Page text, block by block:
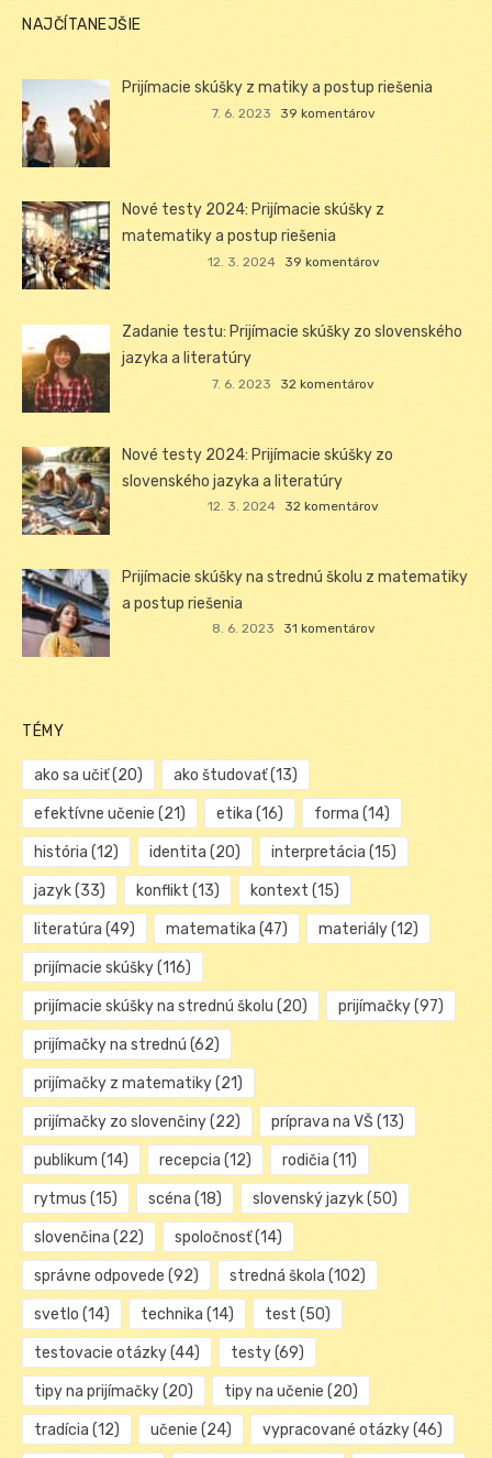
NAJČÍTANEJŠIE
Prijímacie skúšky z matiky a postup riešenia
7. 6. 2023 39 komentárov
Nové testy 2024: Prijímacie skúšky z
matematiky a postup riešenia
12. 3. 2024 39 komentárov
Zadanie testu: Prijímacie skúšky zo slovenského
jazyka a literatúry
7. 6. 2023 32 komentárov
Nové testy 2024: Prijímacie skúšky zo
slovenského jazyka a literatúry
12. 3. 2024 32 komentárov
Prijímacie skúšky na strednú školu z matematiky
a postup riešenia
8. 6. 2023 31 komentárov
TÉMY
ako sa učiť(20) ako študovať(13)
efektívne učenie (21) etika (16) forma (14)
história (12) identita (20) interpretácia (15)
jazyk(33) konflikt (13) kontext (15)
literatúra (49) matematika (47) materiály(12)
prijímacie skúšky(116)
prijímacie skúšky na strednú školu (20) prijímačky(97)
prijímačky na strednú (62)
prijímačky z matematiky(21)
prijímačky zo slovenčiny(22) príprava na VŠ (13)
publikum (14) recepcia (12) rodičia (11)
rytmus (15) scéna (18) slovenský jazyk(50)
slovenčina (22) spoločnosť(14)
správne odpovede (92) stredná škola (102)
svetlo (14) technika (14) test (50)
testovacie otázky(44) testy(69)
tipy na prijímačky(20) tipy na učenie (20)
tradícia (12) učenie (24) vypracované otázky(46)